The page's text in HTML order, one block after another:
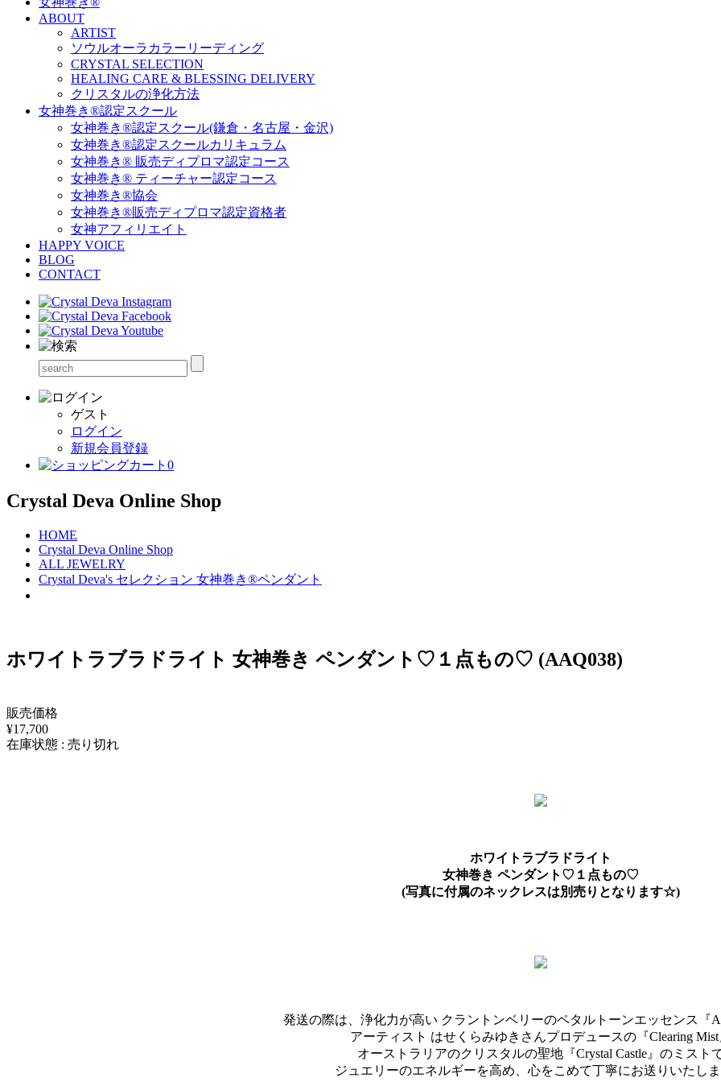
ABOUT
ARTIST
ソウルオーラカラーリーディング
CRYSTAL SELECTION
HEALING CARE & BLESSING DELIVERY
クリスタルの浄化方法
女神巻き®認定スクール
女神巻き®認定スクール(鎌倉・名古屋・金沢)
女神巻き®認定スクールカリキュラム
女神巻き® 販売ディプロマ認定コース
女神巻き® ティーチャー認定コース
女神巻き®協会
女神巻き®販売ディプロマ認定資格者
女神アフィリエイト
HAPPY VOICE
BLOG
CONTACT
ゲスト
ログイン
新規会員登録
0
Crystal Deva Online Shop
HOME
Crystal Deva Online Shop
ALL JEWELRY
Crystal Deva's セレクション 女神巻き®ペンダント
ホワイトラブラドライト 女神巻き ペンダント♡１点もの♡ (AAQ038)
販売価格
¥17,700
在庫状態 : 売り切れ
ホワイトラブラドライト
女神巻き ペンダント♡１点もの♡
(写真に付属のネックレスは別売りとなります☆)
発送の際は、浄化力が高い クラントンベリーのペタルトーンエッセンス『
アーティスト はせくらみゆきさんプロデュースの『Clearing
オーストラリアのクリスタルの聖地『Crystal Castle』のミスト
ジュエリーのエネルギーを高め、心をこめて丁寧にお送りいたし